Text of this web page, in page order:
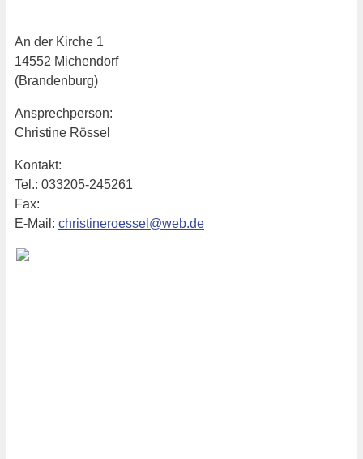
An der Kirche 1
14552 Michendorf
(Brandenburg)
Ansprechperson:
Christine Rössel
Kontakt:
Tel.: 033205-245261
Fax:
E-Mail: christineroessel@web.de